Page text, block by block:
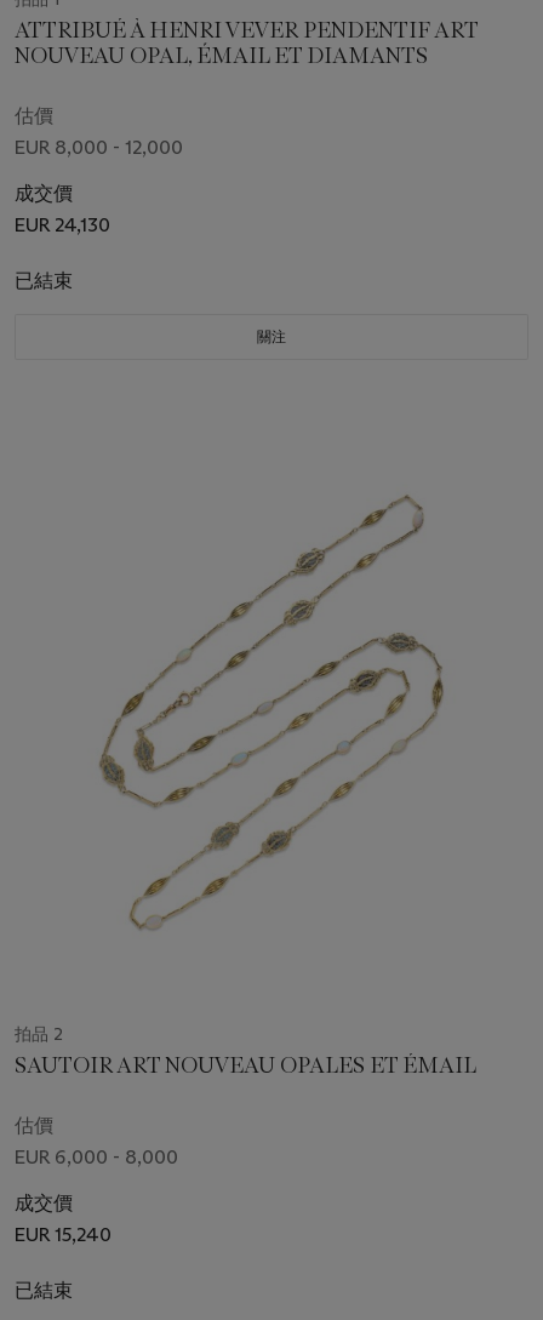
ATTRIBUÉ À HENRI VEVER PENDENTIF ART
NOUVEAU OPAL, ÉMAIL ET DIAMANTS
估價
EUR 8,000 - 12,000
成交價
EUR 24,130
已結束
關注
拍品 2
SAUTOIR ART NOUVEAU OPALES ET ÉMAIL
估價
EUR 6,000 - 8,000
成交價
EUR 15,240
已結束